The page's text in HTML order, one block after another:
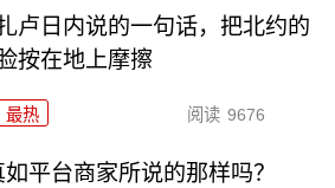
卢日内说的一句话，把北约的
按在地上摩擦
最热 阅读 9676
平台商家所说的那样吗？